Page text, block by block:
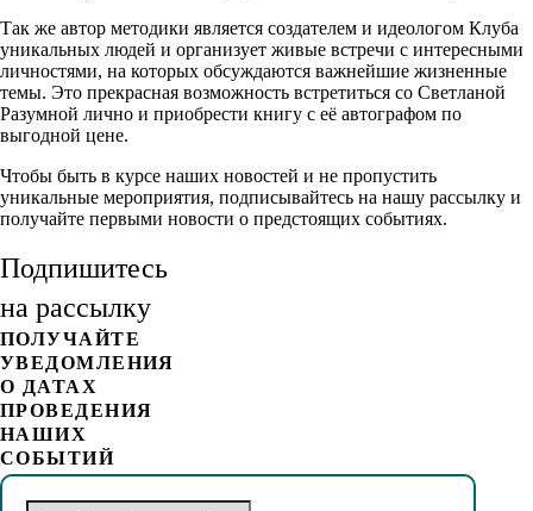
Так же автор методики является создателем и идеологом Клуба
уникальных людей и организует живые встречи с интересными
личностями, на которых обсуждаются важнейшие жизненные
темы. Это прекрасная возможность встретиться со Светланой
Разумной лично и приобрести книгу с её автографом по
выгодной цене.
Чтобы быть в курсе наших новостей и не пропустить
уникальные мероприятия, подписывайтесь на нашу рассылку и
получайте первыми новости о предстоящих событиях.
Подпишитесь
на рассылку
ПОЛУЧАЙТЕ
УВЕДОМЛЕНИЯ
О ДАТАХ
ПРОВЕДЕНИЯ
НАШИХ
СОБЫТИЙ